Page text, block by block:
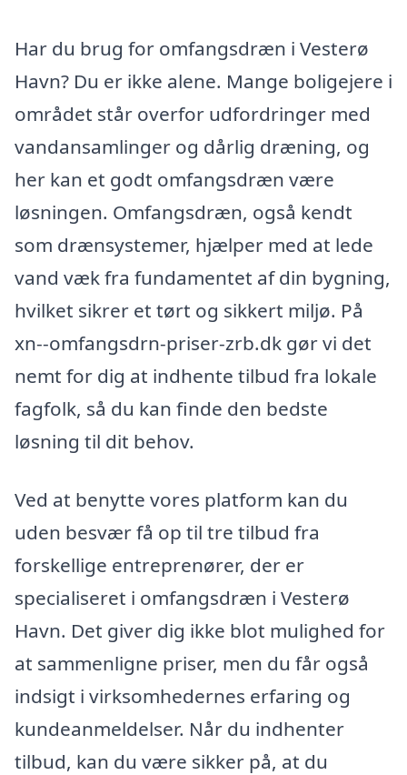
Har du brug for omfangsdræn i Vesterø
Havn? Du er ikke alene. Mange boligejere i
området står overfor udfordringer med
vandansamlinger og dårlig dræning, og
her kan et godt omfangsdræn være
løsningen. Omfangsdræn, også kendt
som drænsystemer, hjælper med at lede
vand væk fra fundamentet af din bygning,
hvilket sikrer et tørt og sikkert miljø. På
xn--omfangsdrn-priser-zrb.dk gør vi det
nemt for dig at indhente tilbud fra lokale
fagfolk, så du kan finde den bedste
løsning til dit behov.
Ved at benytte vores platform kan du
uden besvær få op til tre tilbud fra
forskellige entreprenører, der er
specialiseret i omfangsdræn i Vesterø
Havn. Det giver dig ikke blot mulighed for
at sammenligne priser, men du får også
indsigt i virksomhedernes erfaring og
kundeanmeldelser. Når du indhenter
tilbud, kan du være sikker på, at du